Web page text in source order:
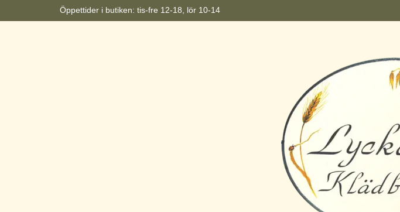
Öppettider i butiken: tis-fre 12-18, lör 10-14